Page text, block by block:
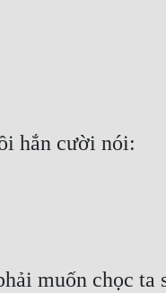
hắn cười nói:
muốn chọc ta